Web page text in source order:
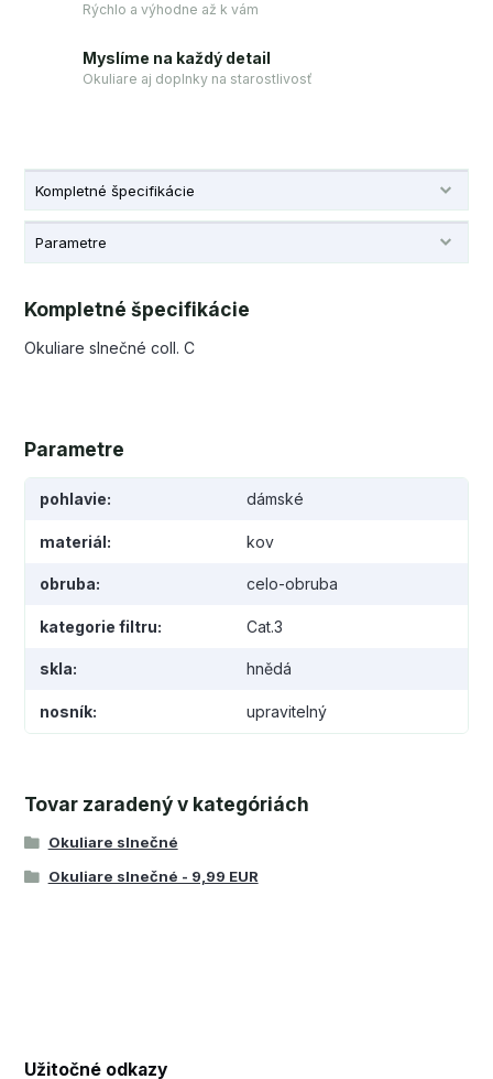
Rýchlo a výhodne až k vám
Myslíme na každý detail
Okuliare aj doplnky na starostlivosť
Kompletné špecifikácie
Parametre
Kompletné špecifikácie
Okuliare slnečné coll. C
Parametre
pohlavie dámské
materiál kov
obruba celo-obruba
kategorie filtru Cat.3
skla hnědá
nosník upravitelný
Tovar zaradený v kategóriách
Okuliare slnečné
Okuliare slnečné - 9,99 EUR
Užitočné odkazy